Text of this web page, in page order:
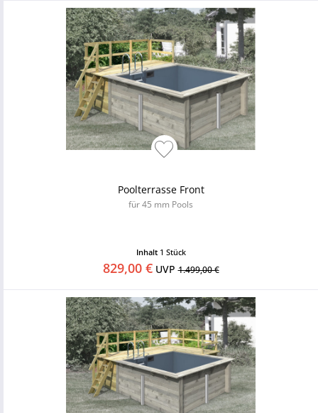
Poolterrasse Front
für 45 mm Pools
Inhalt 1 Stück
829,00 €UVP1.499,00 €